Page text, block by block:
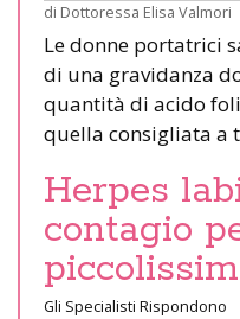
di Dottoressa Elisa Valmori
Le donne portatrici
di una gravidanza
quantità di acido
quella consigliata a
Herpes
contagio
Gli Specialisti Rispondono